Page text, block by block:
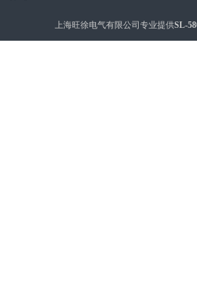
上海旺徐电气有限公司专业提供SL-